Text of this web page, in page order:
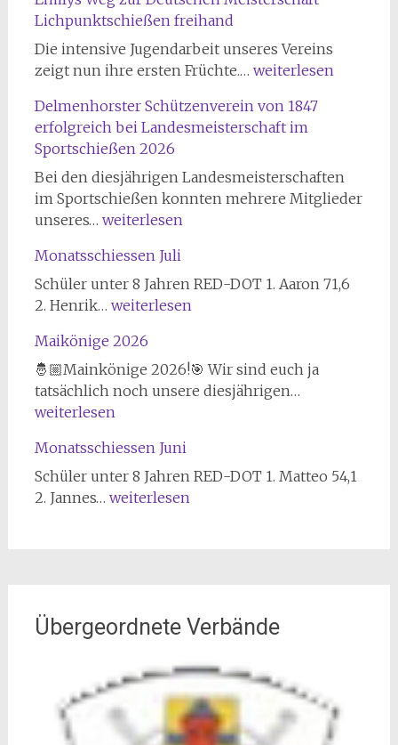
Lichpunktschießen freihand
Die intensive Jugendarbeit unseres Vereins
zeigt nun ihre ersten Früchte.… Emilys
zur
Deutschen
Lichpunktschießen
freihand
weiterlesen
Delmenhorster Schützenverein von 1847
erfolgreich bei Landesmeisterschaft im
Sportschießen 2026
Bei den diesjährigen Landesmeisterschaften
im Sportschießen konnten mehrere Mitglieder
unseres… Delmenhorster
von
1847
erfolgreich
Landesmeisterschaft
im
Sportschießen
2026
weiterlesen
Monatsschiessen Juli
Schüler unter 8 Jahren RED-DOT 1. Aaron 71,6
2. Henrik… Monatsschiessen
weiterlesen
Maikönige 2026
🤴🏼Mainkönige 2026!🎯 Wir sind euch ja
tatsächlich noch unsere diesjährigen…
weiterlesen
Monatsschiessen Juni
Schüler unter 8 Jahren RED-DOT 1. Matteo 54,1
2. Jannes… Monatsschiessen
weiterlesen
Übergeordnete Verbände